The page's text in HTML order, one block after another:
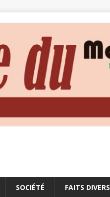
SOCIÉTÉ FAITS DIVERS